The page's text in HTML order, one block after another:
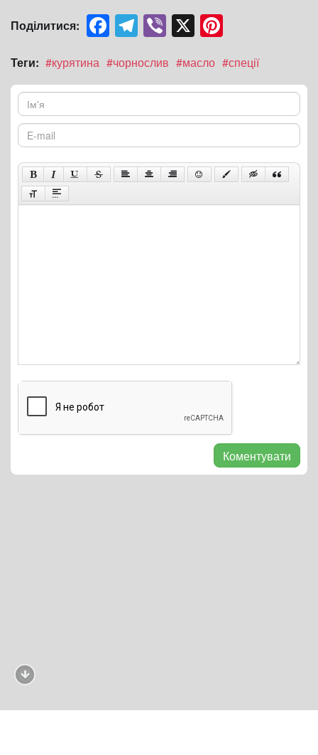
Поділитися: FacebookTelegramViber X
Теги: #курятина #чорнослив #масло #спеції
Коментувати